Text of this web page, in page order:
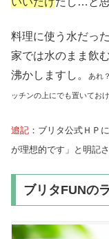
料理に使う水だっ
家では水のまま飲
沸かしますし。
あれ
ッチンの上にでも置いてお
追記 ：ブリタ公式ＨＰ
が理想的です」と明記
ブリタFUNの